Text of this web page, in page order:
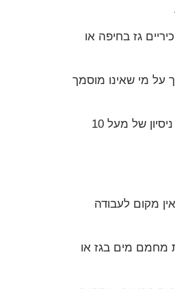
גז בחיפה או
על מי שאינו מוסמך
בסופו של דבר, מי שמורשה לבצע את העבודה הוא טכנאי גז מוסמך, רצוי עם ניסיון, אחריות ושירות מקצועי. אריק אורנשטיין משלב בין הסמכה, ניסיון של מעל 10
מקום לעבודה
מחמם מים בגז או